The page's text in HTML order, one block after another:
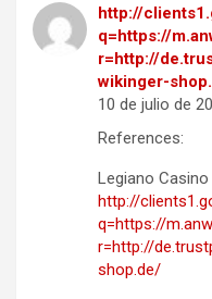
http://
q=https://
r=http://
wikinger-
10 de julio de
References:
Legiano
http://
q=https://
r=http://
shop.de/